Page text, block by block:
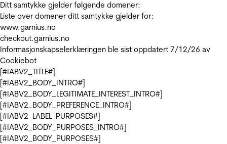
Ditt samtykke gjelder følgende domener:
Liste over domener ditt samtykke gjelder for:
www.garnius.no
checkout.garnius.no
Informasjonskapselerklæringen ble sist oppdatert 7/12/26 av
Cookiebot
[#IABV2_TITLE#]
[#IABV2_BODY_INTRO#]
[#IABV2_BODY_LEGITIMATE_INTEREST_INTRO#]
[#IABV2_BODY_PREFERENCE_INTRO#]
[#IABV2_LABEL_PURPOSES#]
[#IABV2_BODY_PURPOSES_INTRO#]
[#IABV2_BODY_PURPOSES#]